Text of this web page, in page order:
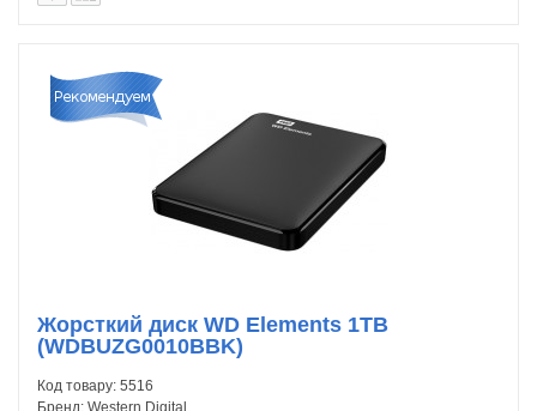
Жорсткий диск WD Elements 1TB
(WDBUZG0010BBK)
Код товару: 5516
Бренд: Western Digital